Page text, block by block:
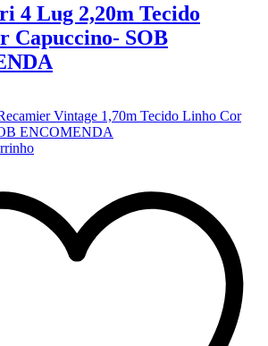
4 Lug 2,20m Tecido
Capuccino- SOB